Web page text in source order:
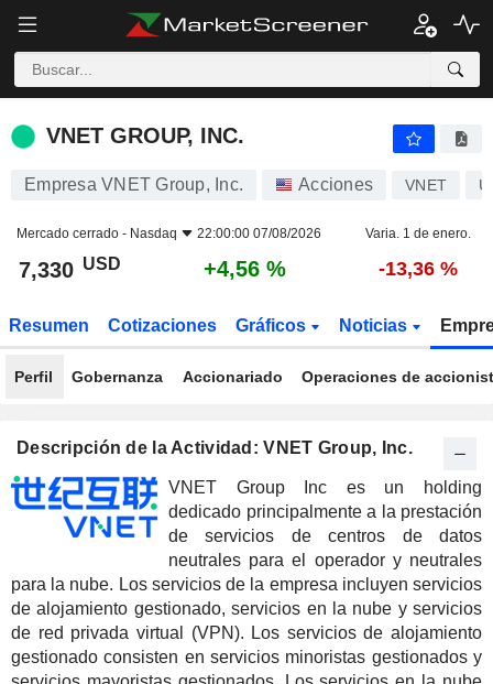
VNET GROUP, INC.
VNET GROUP, INC.
Empresa VNET Group, Inc. Acciones VNET
Mercado cerrado - Nasdaq 22:00:00 07/08/2026 Varia. 1 de enero.
7,330 USD +4,56 % -13,36 %
Resumen Cotizaciones Gráficos Noticias
Perfil Gobernanza Accionariado Operaciones de
Descripción de la Actividad: VNET Group, Inc.
VNET Group Inc es un holding
dedicado principalmente a la prestación
de servicios de centros de datos
neutrales para el operador y neutrales
para la nube. Los servicios de la empresa incluyen servicios
de alojamiento gestionado, servicios en la nube y servicios
de red privada virtual (VPN). Los servicios de alojamiento
gestionado consisten en servicios minoristas gestionados y